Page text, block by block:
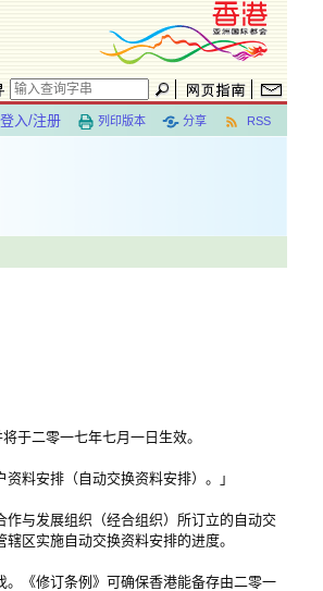
RSS
分享
列印版本
入/注册
二零一七年七月一日生效。
料安排（自动交换资料安排）。」
与发展组织（经合组织）所订立的自动交
区实施自动交换资料安排的进度。
《修订条例》可确保香港能备存由二零一